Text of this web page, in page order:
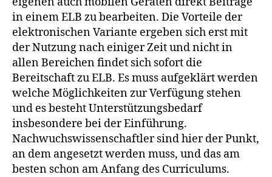
in einem ELB zu bearbeiten. Die Vorteile der
elektronischen Variante ergeben sich erst mit
der Nutzung nach einiger Zeit und nicht in
allen Bereichen findet sich sofort die
Bereitschaft zu ELB. Es muss aufgeklärt werden
welche Möglichkeiten zur Verfügung stehen
und es besteht Unterstützungsbedarf
insbesondere bei der Einführung.
Nachwuchswissenschaftler sind hier der Punkt,
an dem angesetzt werden muss, und das am
besten schon am Anfang des Curriculums.